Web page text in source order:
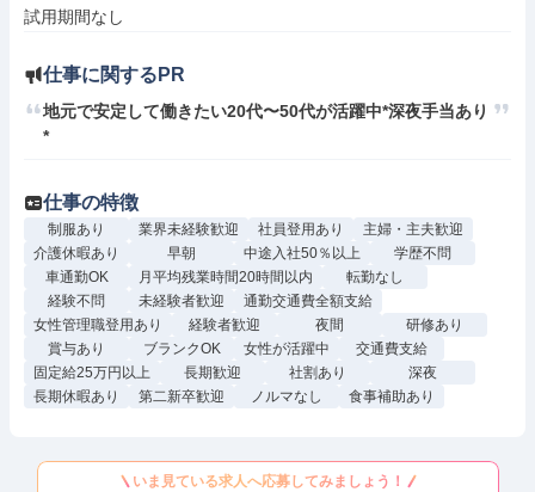
試用期間なし
仕事に関するPR
地元で安定して働きたい20代〜50代が活躍中*深夜手当あり
*
仕事の特徴
制服あり 業界未経験歓迎 社員登用あり
主婦・主夫歓迎
介護休暇あり
早朝 中途入社50％以上
学歴不問
車通勤OK
月平均残業時間20時間以内
転勤なし
経験不問
未経験者歓迎
通勤交通費全額支給
女性管理職登用あり
経験者歓迎 夜間
研修あり
賞与あり
ブランクOK 女性が活躍中
交通費支給
固定給25万円以上
長期歓迎 社割あり
深夜
長期休暇あり
第二新卒歓迎 ノルマなし 食事補助あり
いま見ている求人へ応募してみましょう！